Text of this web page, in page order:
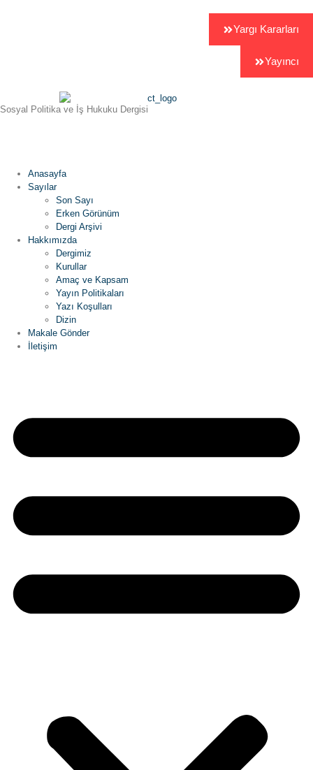
Yargı Kararları
Yayıncı
Sosyal Politika ve İş Hukuku Dergisi
Anasayfa
Sayılar
Son Sayı
Erken Görünüm
Dergi Arşivi
Hakkımızda
Dergimiz
Kurullar
Amaç ve Kapsam
Yayın Politikaları
Yazı Koşulları
Dizin
Makale Gönder
İletişim